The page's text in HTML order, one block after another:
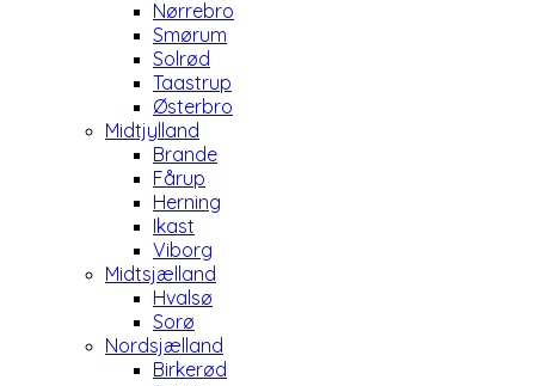
Nørrebro
Smørum
Solrød
Taastrup
Østerbro
Midtjylland
Brande
Fårup
Herning
Ikast
Viborg
Midtsjælland
Hvalsø
Sorø
Nordsjælland
Birkerød